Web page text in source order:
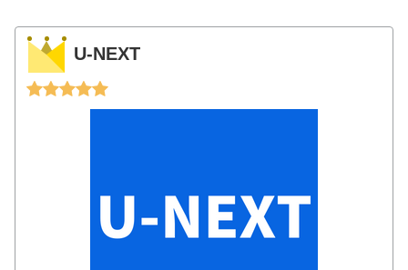
U-NEXT